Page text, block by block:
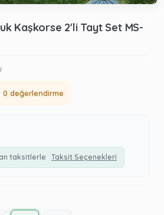
Kaşkorse 2'li Tayt Set MS-
0 değerlendirme
taksitlerle Taksit Seçenekleri